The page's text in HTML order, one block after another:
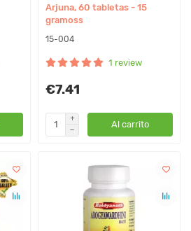
Arjuna, 60 tabletas - 15
gramoss
15-004
1 review
€7.41
Al carrito